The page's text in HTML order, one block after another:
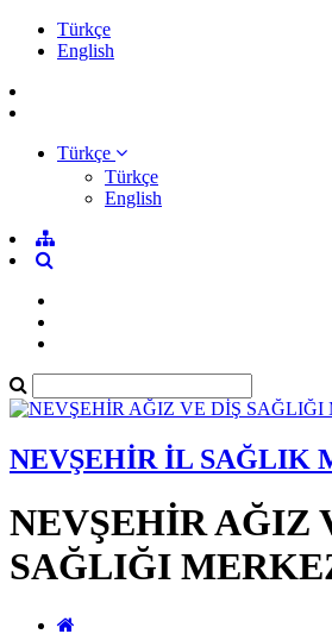
Türkçe
English
Türkçe
Türkçe
English
NEVŞEHİR İL SAĞLIK
NEVŞEHİR AĞIZ
SAĞLIĞI